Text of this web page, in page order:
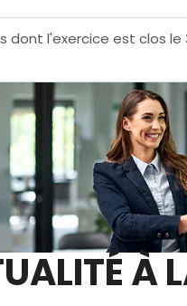
dont l'exercice est clos
À